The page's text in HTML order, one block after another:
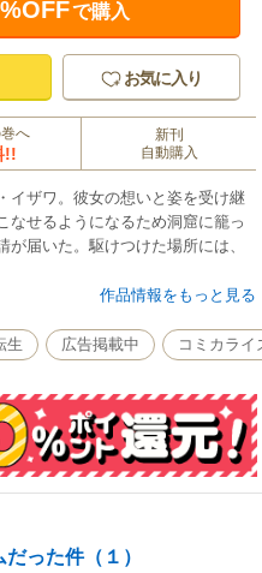
で購入
お気に入り
へ
!!
新刊
自動購入
イザワ。彼女の想いと姿を受け継
なせるようになるため洞窟に籠っ
届いた。駆けつけた場所には、
作品情報をもっと見る
生 広告掲載中 コミカライ
った件（１）